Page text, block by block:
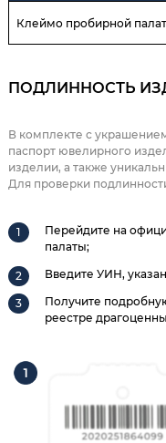
Клеймо пробирной
ПОДЛИННОСТЬ
В комплекте с
паспорт ювелирного
изделии, а также
Для проверки
Перейдите на
палаты;
Введите УИН,
Получите
реестре